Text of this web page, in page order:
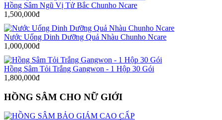
Hồng Sâm Ngũ Vị Tử Bắc Chunho Ncare
1,500,000đ
Nước Uống Dinh Dưỡng Quả Nhàu Chunho Ncare
1,000,000đ
Hồng Sâm Tỏi Trắng Gangwon - 1 Hộp 30 Gói
1,800,000đ
HỒNG SÂM CHO NỮ GIỚI